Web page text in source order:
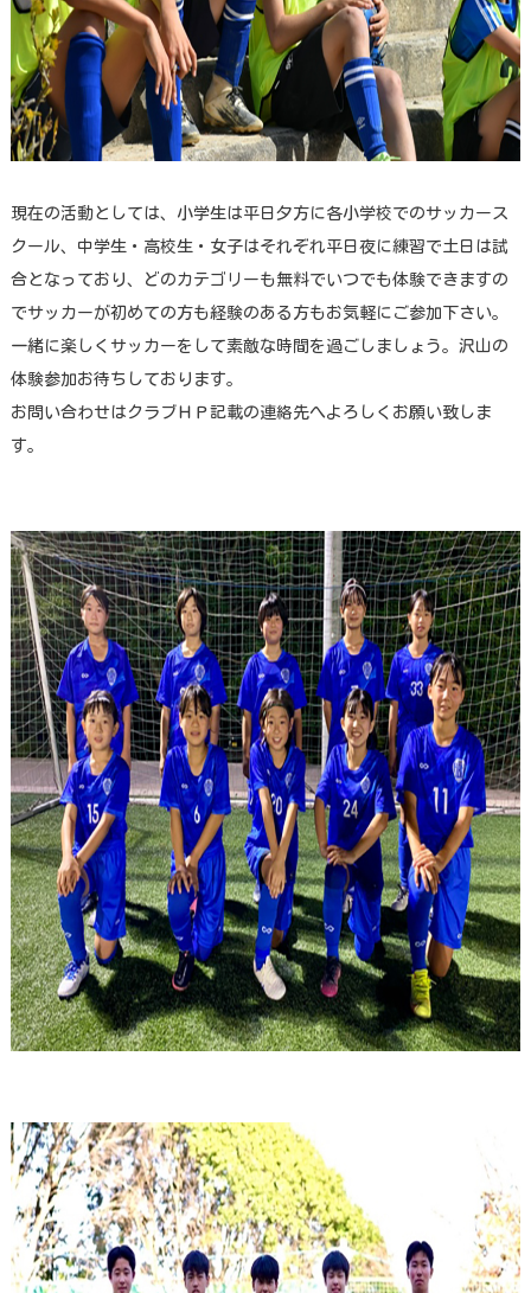
現在の活動としては、小学生は平日夕方に各小学校でのサッカース
クール、中学生・高校生・女子はそれぞれ平日夜に練習で土日は試
合となっており、どのカテゴリーも無料でいつでも体験できますの
でサッカーが初めての方も経験のある方もお気軽にご参加下さい。
一緒に楽しくサッカーをして素敵な時間を過ごしましょう。沢山の
体験参加お待ちしております。
お問い合わせはクラブＨＰ記載の連絡先へよろしくお願い致しま
す。